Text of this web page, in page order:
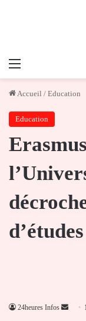
Menu
Accueil / Education
Education
24heures Infos